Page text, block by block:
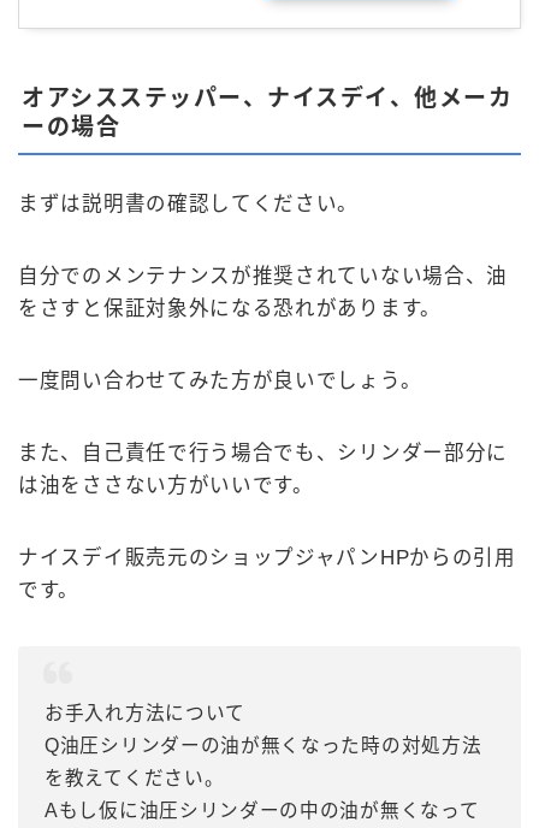
オアシスステッパー、ナイスデイ、他メーカ
ーの場合
まずは説明書の確認してください。
自分でのメンテナンスが推奨されていない場合、油
をさすと保証対象外になる恐れがあります。
一度問い合わせてみた方が良いでしょう。
また、自己責任で行う場合でも、シリンダー部分に
は油をささない方がいいです。
ナイスデイ販売元のショップジャパンHPからの引用
です。
お手入れ方法について
Q油圧シリンダーの油が無くなった時の対処方法
を教えてください。
Aもし仮に油圧シリンダーの中の油が無くなって